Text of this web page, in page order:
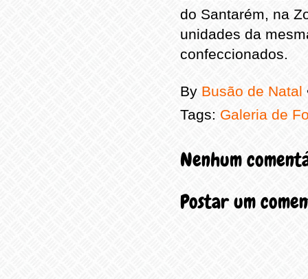
do Santarém, na
unidades da
confeccionados.
By Busão de Natal
Tags: Galeria de
Nenhum
Postar um